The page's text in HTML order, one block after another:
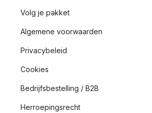
Volg je pakket
Algemene voorwaarden
Privacybeleid
Cookies
Bedrijfsbestelling / B2B
Herroepingsrecht